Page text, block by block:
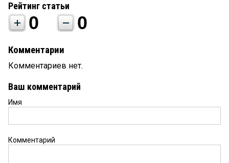
Рейтинг статьи
0 0
Комментарии
Комментариев нет.
Ваш комментарий
Имя
Комментарий